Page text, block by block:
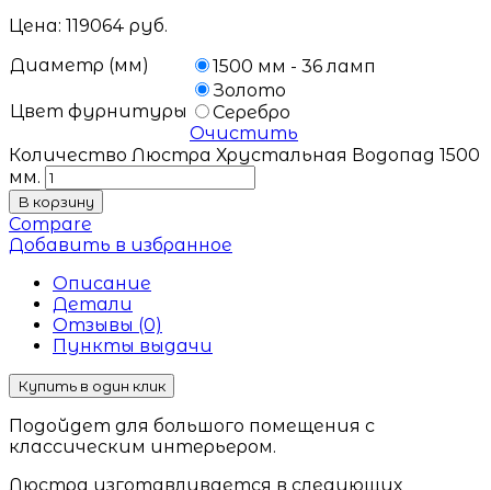
Цена: 119064 руб.
Диаметр (мм)
1500 мм - 36 ламп
Цвет фурнитуры
Золото
Серебро
Очистить
Количество Люстра Хрустальная Водопад 1500
мм.
В корзину
Compare
Добавить в избранное
Описание
Детали
Отзывы (0)
Пункты выдачи
Купить в один клик
Подойдет для большого помещения с
классическим интерьером.
Люстра изготавливается в следующих